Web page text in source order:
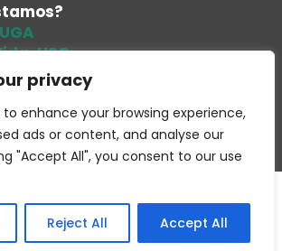
privacy
to enhance your browsing experience,
ads or content, and analyse our
"Accept All", you consent to our use
Reject All Accept All
USC
de Compostela
961
Política de cookies –Política de
privacidad
Galego